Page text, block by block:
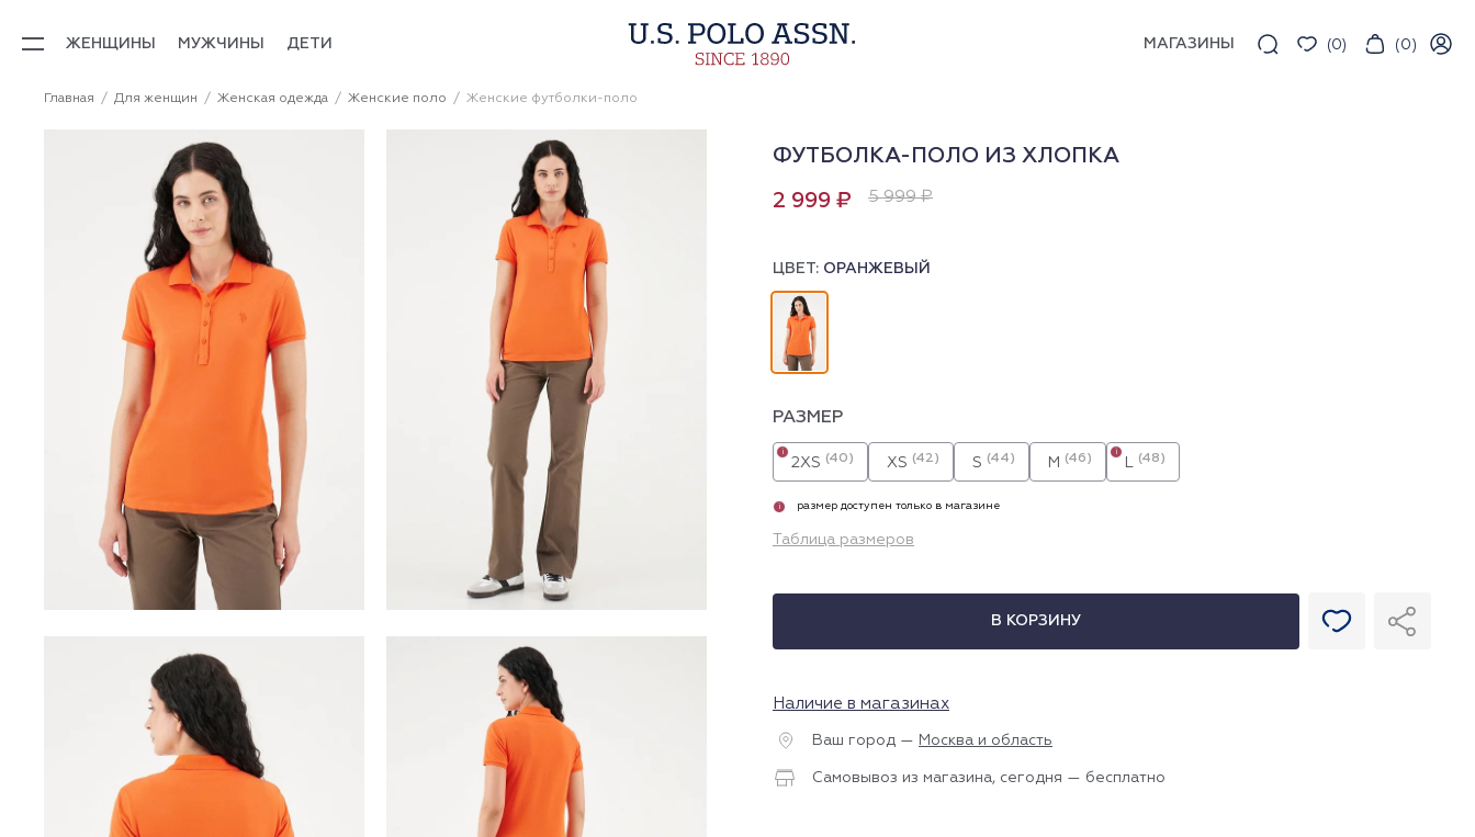
ЖЕНЩИНЫ МУЖЧИНЫ ДЕТИ МАГАЗИНЫ (0) (0)
Главная Для женщин Женская одежда Женские поло Женские футболки-поло
ФУТБОЛКА-ПОЛО ИЗ ХЛОПКА
2 999 ₽ 5 999 ₽
ЦВЕТ: ОРАНЖЕВЫЙ
РАЗМЕР
2XS (40)
i
XS (42) S (44) M (46) L (48)
i
i размер доступен только в магазине
Таблица размеров
В КОРЗИНУ
Наличие в магазинах
Ваш город — Москва и область
Самовывоз из магазина, сегодня — бесплатно